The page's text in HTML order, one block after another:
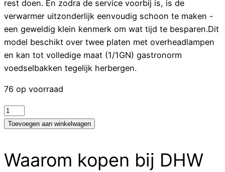
rest doen. En zodra de service voorbij is, is de
verwarmer uitzonderlijk eenvoudig schoon te maken -
een geweldig klein kenmerk om wat tijd te besparen.Dit
model beschikt over twee platen met overheadlampen
en kan tot volledige maat (1/1GN) gastronorm
voedselbakken tegelijk herbergen.
76 op voorraad
Buffalo
Voedselverwarmer
2X
Toevoegen aan winkelwagen
Waarom kopen bij DHW